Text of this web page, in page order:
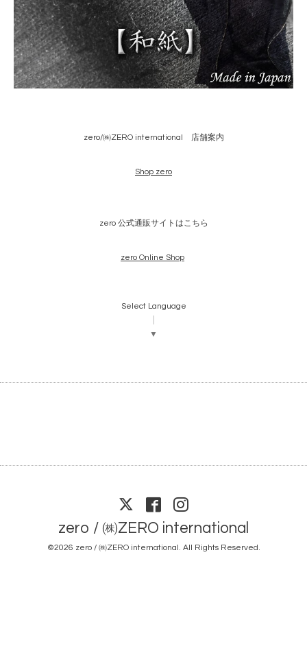
zero/㈱ZERO international 店舗案内
Shop zero
zero 公式通販サイトはこちら
zero Online Shop
Select Language
▼
zero / ㈱ZERO international
©2026 zero / ㈱ZERO international. All Rights Reserved.